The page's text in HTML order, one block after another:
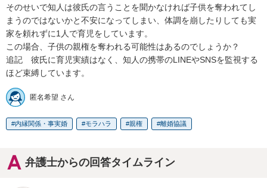
そのせいで知人は彼氏の言うことを聞かなければ子供を奪われてし
まうのではないかと不安になってしまい、体調を崩したりしても実
家を頼れずに1人で育児をしています。
この場合、子供の親権を奪われる可能性はあるのでしょうか？
追記　彼氏に育児実績はなく、知人の携帯のLINEやSNSを監視する
ほど束縛しています。
匿名希望 さん
内縁関係・事実婚 モラハラ 親権 離婚協議
弁護士からの回答タイムライン